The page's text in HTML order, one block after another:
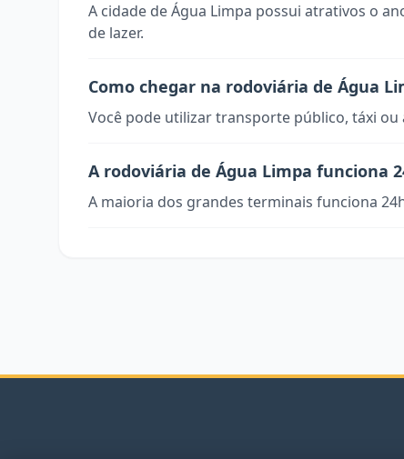
A cidade de Água Limpa possui atrativos o
de lazer.
Como chegar na rodoviária de Água
Você pode utilizar transporte público, táxi ou
A rodoviária de Água Limpa funciona
A maioria dos grandes terminais funciona